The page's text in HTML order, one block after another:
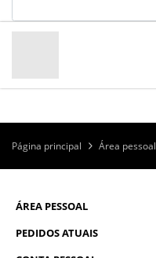
Página principal Área pessoal
ÁREA PESSOAL
PEDIDOS ATUAIS